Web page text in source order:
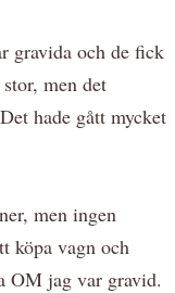
gravida och de fick
men det
hade gått mycket
men ingen
köpa vagn och
OM jag var gravid.